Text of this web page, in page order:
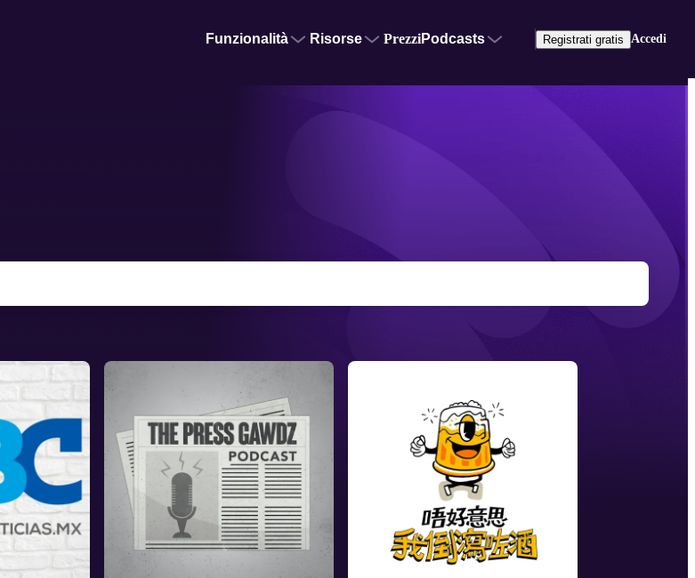
Funzionalità Risorse PrezziPodcasts Registrati gratis Accedi